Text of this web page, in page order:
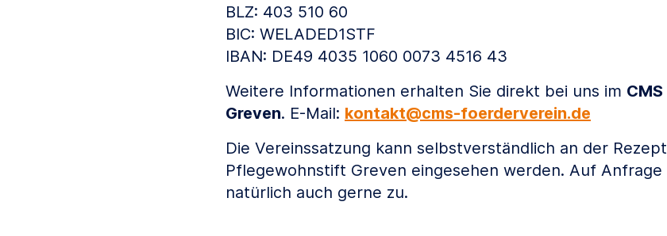
BLZ: 403 510 60
BIC: WELADED1STF
IBAN: DE49 4035 1060 0073 4516 43
Weitere Informationen erhalten Sie direkt bei uns im
Greven. E-Mail: kontakt
cms-foerderverein de
Die Vereinssatzung kann selbstverständlich an der
Pflegewohnstift Greven eingesehen werden. Auf Anfrage
natürlich auch gerne zu.